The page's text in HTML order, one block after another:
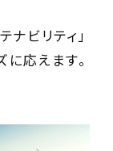
ナビリティ」
応えます。